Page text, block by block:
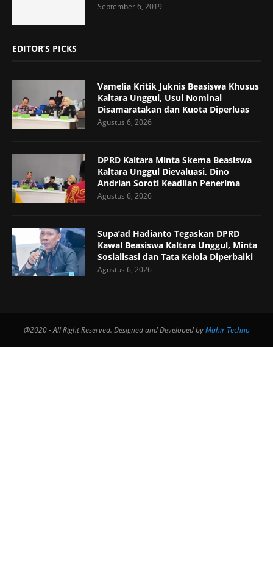
September 6, 2019
EDITOR’S PICKS
Vamelia Kritik Juknis Beasiswa Khusus
Kaltara Unggul, Usul Nominal
Disamaratakan dan Kuota Diperluas
Agustus 6, 2026
DPRD Kaltara Minta Skema Beasiswa
Kaltara Unggul Dievaluasi, Dino
Andrian Soroti Keadilan Penerima
Agustus 6, 2026
Supa’ad Hadianto Tegaskan DPRD
Kawal Beasiswa Kaltara Unggul, Minta
Sosialisasi dan Tata Kelola Diperbaiki
Agustus 6, 2026
@2020 - All Right Reserved. Designed and Developed byMahir Techno